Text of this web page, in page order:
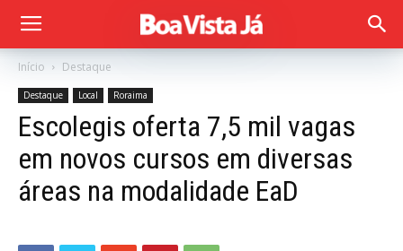
Início Destaque
Destaque Local Roraima
Escolegis oferta 7,5 mil vagas
em novos cursos em diversas
áreas na modalidade EaD